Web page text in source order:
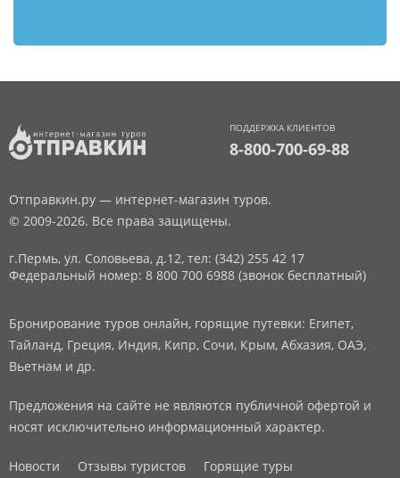
ПОДДЕРЖКА КЛИЕНТОВ
8-800-700-69-88
Отправкин.ру — интернет-магазин туров.
© 2009-2026. Все права защищены.
г.Пермь, ул. Соловьева, д.12, тел: (342) 255 42 17
Федеральный номер: 8 800 700 6988 (звонок бесплатный)
Бронирование туров онлайн, горящие путевки: Египет,
Тайланд, Греция, Индия, Кипр, Сочи, Крым, Абхазия, ОАЭ,
Вьетнам и др.
Предложения на сайте не являются публичной офертой и
носят исключительно информационный характер.
Новости Отзывы туристов
Горящие туры